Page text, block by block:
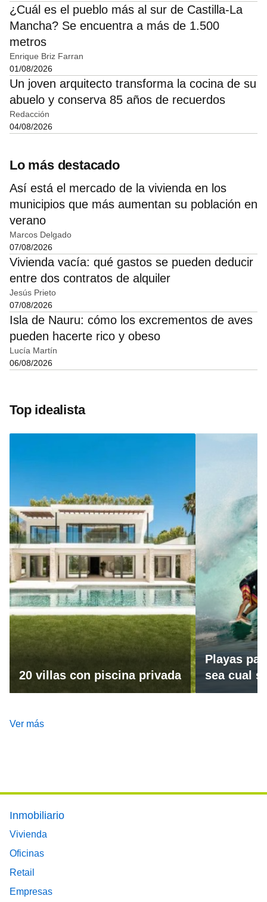
¿Cuál es el pueblo más al sur de Castilla-La
Mancha? Se encuentra a más de 1.500
metros
Enrique Briz Farran
01/08/2026
Un joven arquitecto transforma la cocina de su
abuelo y conserva 85 años de recuerdos
Redacción
04/08/2026
Lo más destacado
Así está el mercado de la vivienda en los
municipios que más aumentan su población en
verano
Marcos Delgado
07/08/2026
Vivienda vacía: qué gastos se pueden deducir
entre dos contratos de alquiler
Jesús Prieto
07/08/2026
Isla de Nauru: cómo los excrementos de aves
pueden hacerte rico y obeso
Lucía Martín
06/08/2026
Top idealista
20 villas con piscina privada
Playas
sea cual
Ver más
Footer main menu
Inmobiliario
Vivienda
Oficinas
Retail
Empresas